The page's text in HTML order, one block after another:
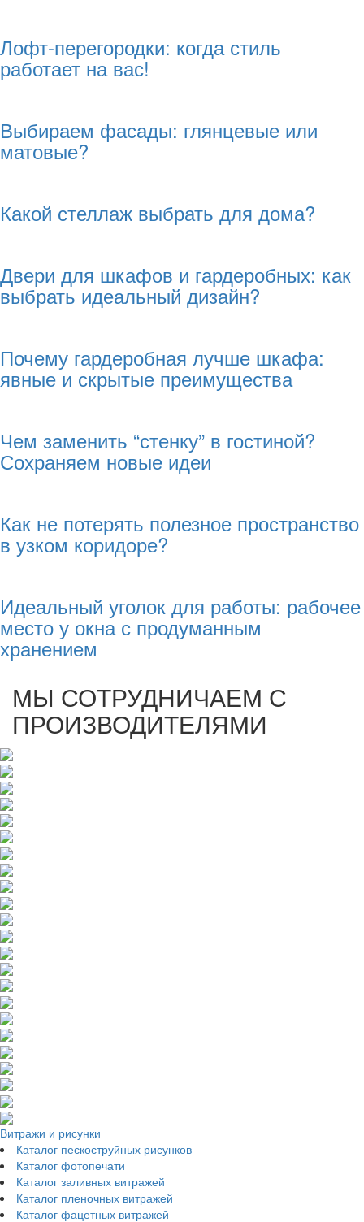
Лофт-перегородки: когда стиль
работает на вас!
Выбираем фасады: глянцевые или
матовые?
Какой стеллаж выбрать для дома?
Двери для шкафов и гардеробных: как
выбрать идеальный дизайн?
Почему гардеробная лучше шкафа:
явные и скрытые преимущества
Чем заменить “стенку” в гостиной?
Сохраняем новые идеи
Как не потерять полезное пространство
в узком коридоре?
Идеальный уголок для работы: рабочее
место у окна с продуманным
хранением
МЫ СОТРУДНИЧАЕМ С
ПРОИЗВОДИТЕЛЯМИ
Витражи и рисунки
Каталог пескоструйных рисунков
Каталог фотопечати
Каталог заливных витражей
Каталог пленочных витражей
Каталог фацетных витражей